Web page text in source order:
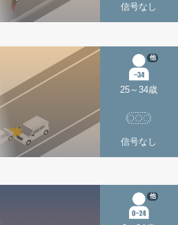
信号なし
25～34歳
他
信号なし
他